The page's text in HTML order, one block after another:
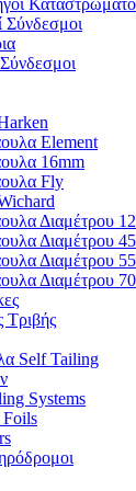
Element
16mm
Fly
Διαμέτρου
Διαμέτρου
Διαμέτρου
Διαμέτρου
Τριβής
Self Tailing
Systems
Foils